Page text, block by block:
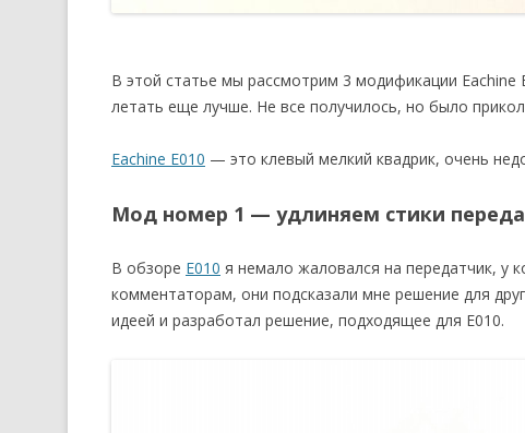
В этой статье мы рассмотрим 3 модификации Eachine
летать еще лучше. Не все получилось, но было
Eachine E010 — это клевый мелкий квадрик, очень
Мод номер 1 — удлиняем стики
В обзоре E010 я немало жаловался на передатчик, у
комментаторам, они подсказали мне решение для
идеей и разработал решение, подходящее для E010.